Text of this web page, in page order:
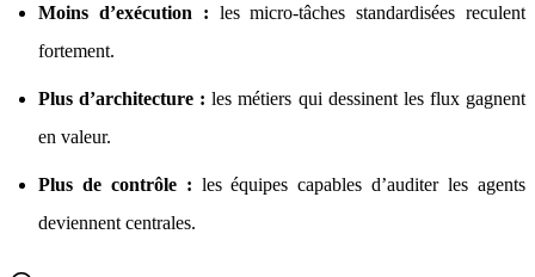
Moins d’exécution : les micro-tâches standardisées reculent
fortement.
Plus d’architecture : les métiers qui dessinent les flux gagnent
en valeur.
Plus de contrôle : les équipes capables d’auditer les agents
deviennent centrales.